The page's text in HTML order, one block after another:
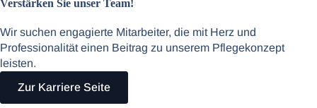
powered byUsercentrics Consent Management
Platform &eRecht24
Verstärken Sie unser Team!
Wir suchen engagierte Mitarbeiter, die mit Herz und
Professionalität einen Beitrag zu unserem Pflegekonzept
leisten.
Zur Karriere Seite